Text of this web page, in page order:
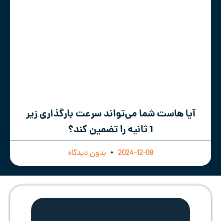
آیا هاست شما می‌تواند سرعت بارگذاری زیر
1 ثانیه را تضمین کند؟
2024-12-08 بدون دیدگاه